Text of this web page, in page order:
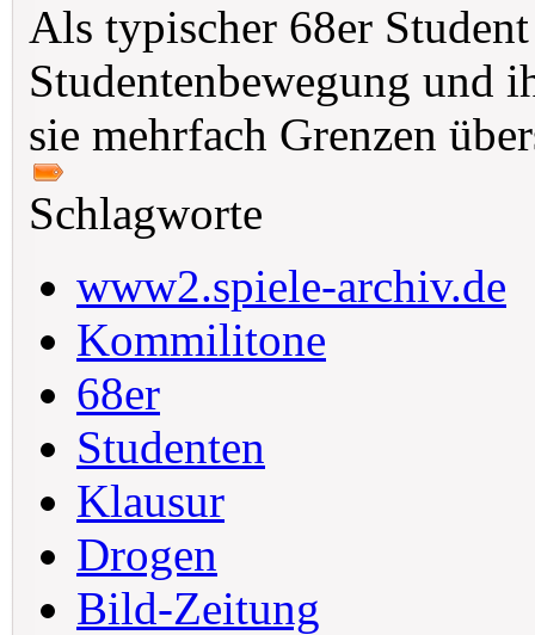
Als typischer 68er
Studentenbewegung und
sie mehrfach Grenzen
Schlagworte
www2.spiele-archiv.de
Kommilitone
68er
Studenten
Klausur
Drogen
Bild-Zeitung